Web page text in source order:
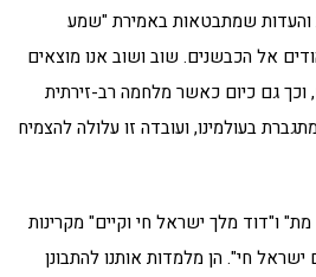
והעדות שמתבטאות באמירת "שמע
אל הכבשנים. שוב ושוב אנו מוצאים
וכך גם כיום כאשר מלחמה רב-זירתית
בעולמינו, ועובדה זו עלולה להצמיח
ו"דוד מלך ישראל חי וקיים" מקרינות
חי". הן מלמדות אותנו להתבונן